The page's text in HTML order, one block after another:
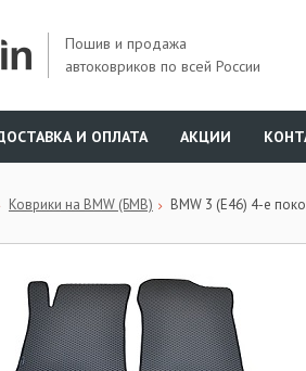
Пошив и продажа
автоковриков по всей России
И ОПЛАТА АКЦИИ
Коврики на BMW (БМВ) BMW 3 (E46) 4-е